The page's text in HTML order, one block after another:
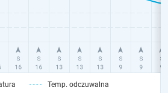
Temp. odczuwalna